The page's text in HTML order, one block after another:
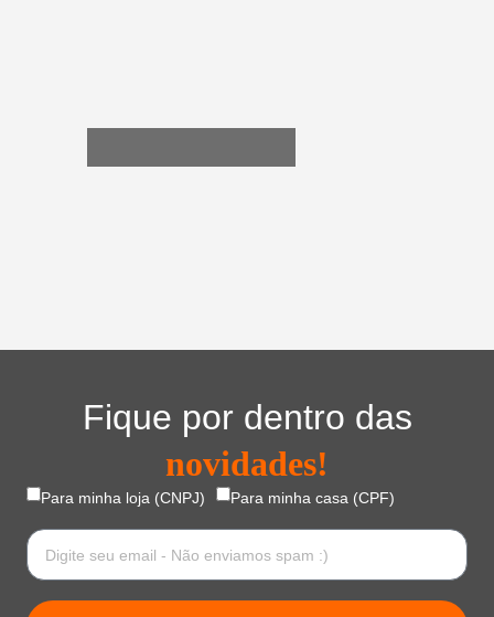
Fique por dentro das
novidades!
Para minha loja (CNPJ) Para minha casa (CPF)